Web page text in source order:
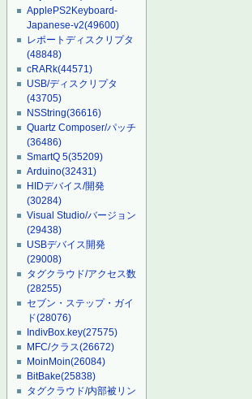
ApplePS2Keyboard-
Japanese-v2(49600)
レポートディスクリプタ
(48848)
cRARk(44571)
USB/ディスクリプタ
(43705)
NSString(36616)
Quartz Composer/パッチ
(36486)
SmartQ 5(35209)
Arduino(32431)
HIDデバイス/開発
(30284)
Visual Studio/バージョン
(29438)
USBデバイス開発
(29008)
タグクラウド/アクセス数
(28255)
セブン・ステップ・ガイ
ド(28076)
IndivBox.key(27575)
MFC/クラス(26672)
MoinMoin(26084)
BitBake(25838)
タグクラウド/内部被リン